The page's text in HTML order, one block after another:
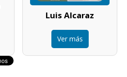
Luis Alcaraz
Ver más